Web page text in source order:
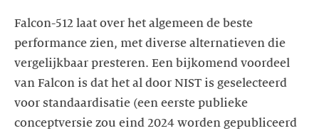
Falcon-512 laat over het algemeen de beste
performance zien, met diverse alternatieven die
vergelijkbaar presteren. Een bijkomend voordeel
van Falcon is dat het al door NIST is geselecteerd
voor standaardisatie (een eerste publieke
conceptversie zou eind 2024 worden gepubliceerd